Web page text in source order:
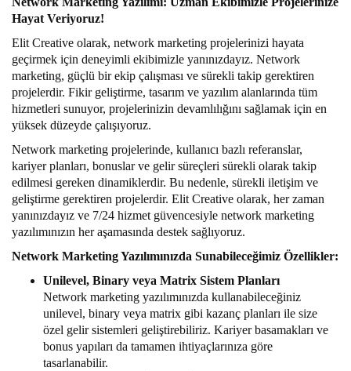
Hayat Veriyoruz!
Elit Creative olarak, network marketing projelerinizi hayata
geçirmek için deneyimli ekibimizle yanınızdayız. Network
marketing, güçlü bir ekip çalışması ve sürekli takip gerektiren
projelerdir. Fikir geliştirme, tasarım ve yazılım alanlarında tüm
hizmetleri sunuyor, projelerinizin devamlılığını sağlamak için en
yüksek düzeyde çalışıyoruz.
Network marketing projelerinde, kullanıcı bazlı referanslar,
kariyer planları, bonuslar ve gelir süreçleri sürekli olarak takip
edilmesi gereken dinamiklerdir. Bu nedenle, sürekli iletişim ve
geliştirme gerektiren projelerdir. Elit Creative olarak, her zaman
yanınızdayız ve 7/24 hizmet güvencesiyle network marketing
yazılımınızın her aşamasında destek sağlıyoruz.
Network Marketing Yazılımınızda Sunabileceğimiz Özellikler:
Unilevel, Binary veya Matrix Sistem Planları
Network marketing yazılımınızda kullanabileceğiniz
unilevel, binary veya matrix gibi kazanç planları ile size
özel gelir sistemleri geliştirebiliriz. Kariyer basamakları ve
bonus yapıları da tamamen ihtiyaçlarınıza göre
tasarlanabilir.